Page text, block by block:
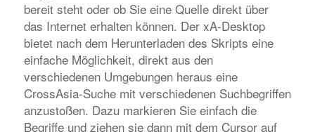
bereit steht oder ob Sie eine Quelle direkt über
das Internet erhalten können. Der xA-Desktop
bietet nach dem Herunterladen des Skripts eine
einfache Möglichkeit, direkt aus den
verschiedenen Umgebungen heraus eine
CrossAsia-Suche mit verschiedenen Suchbegriffen
anzustoßen. Dazu markieren Sie einfach die
Begriffe und ziehen sie dann mit dem Cursor auf